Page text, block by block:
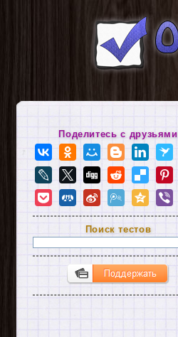
Поделитесь с друзьями
Поиск тестов